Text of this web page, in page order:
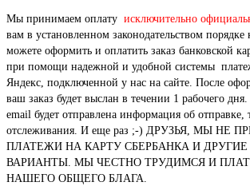
Мы принимаем оплату исключительно
вам в установленном законодательством
можете оформить и оплатить заказ банковской
при помощи надежной и удобной системы
Яндекс, подключенной у нас на сайте. После
ваш заказ будет выслан в течении 1 рабочего
email будет отправлена информация об отправке,
отслеживания. И еще раз ;-) ДРУЗЬЯ, МЫ НЕ
ПЛАТЕЖИ НА КАРТУ СБЕРБАНКА И ДРУГИЕ
ВАРИАНТЫ. МЫ ЧЕСТНО ТРУДИМСЯ И
НАШЕГО ОБЩЕГО БЛАГА.